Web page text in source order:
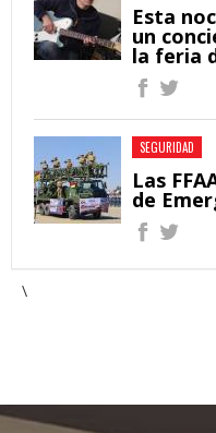
Esta
un
la feria
SEGURIDAD
Las
de
\